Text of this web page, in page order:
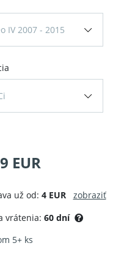
IV 2007 - 2015
EUR
už od: 4 EUR
zobraziť
vrátenia: 60 dní
5+ ks